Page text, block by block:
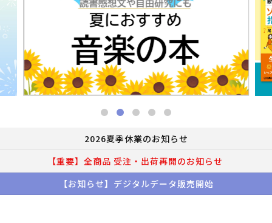
2026夏季休業のお知らせ
【重要】全商品 受注・出荷再開のお知らせ
【お知らせ】デジタルデータ販売開始